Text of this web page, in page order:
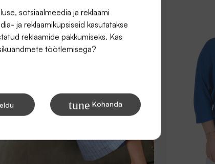
sotsiaalmeedia ja reklaami
ja reklaamiküpsiseid kasutatakse
reklaamide pakkumiseks. Kas
töötlemisega?
tune Kohanda